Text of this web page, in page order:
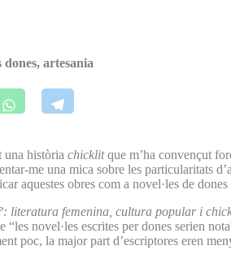
artesania
una història chicklitque m’ha convençut
me una mica sobre les particularitats
aquestes obres com a novel·les de
literatura femenina, cultura popular i
“les novel·les escrites per dones serien
poc, la major part d’escriptores eren